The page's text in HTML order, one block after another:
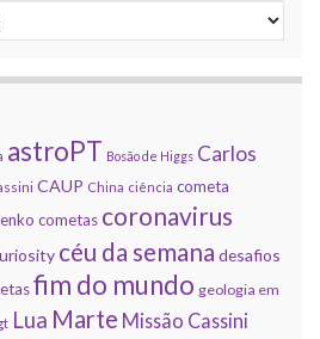
astroPT Bosão de Higgs Carlos
CAUP China ciência cometa
cometas coronavirus
céu da semana desafios
fim do mundo geologia em
Lua Marte Missão Cassini